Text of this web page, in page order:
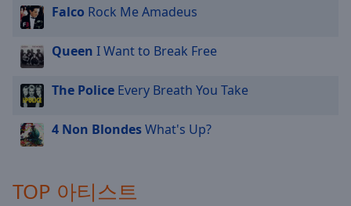
Falco Rock Me Amadeus
Queen I Want to Break Free
The Police Every Breath You Take
4 Non BlondesWhat's Up?
TOP 아티스트